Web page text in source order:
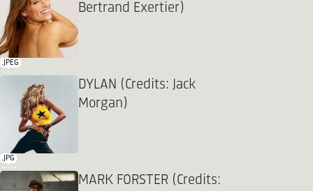
.JPEG
Bertrand Exertier)
.JPG
DYLAN (Credits: Jack
Morgan)
MARK FORSTER (Credits: